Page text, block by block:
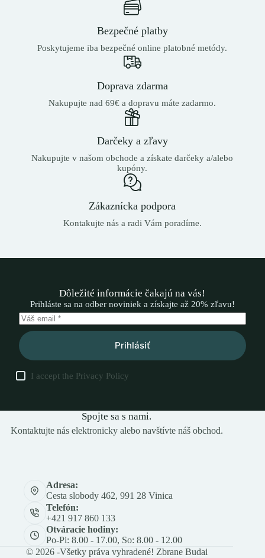
Bezpečné platby
Poskytujeme iba bezpečné online platobné metódy.
Doprava zdarma
Nakupujte nad 69€ a dopravu máte zadarmo.
Darčeky a zľavy
Nakupujte v našom obchode a získate darčeky a/alebo
kupóny.
Zákaznícka podpora
Kontakujte nás a radi Vám poradíme.
Dôležité informácie čakajú na vás!
Prihláste sa na odber noviniek a získajte až 20% zľavu!
Prihlásiť
I accept the Privacy Policy
Spojte sa s nami.
Kontaktujte nás elektronicky alebo navštívte náš obchod.
Adresa:
Cesta slobody 462, 991 28 Vinica
Telefón:
+421 917 860 133
Otváracie hodiny:
Po-Pi: 8.00 - 17.00, So: 8.00 - 12.00
© 2026 -Všetky práva vyhradené! Zbrane Budai